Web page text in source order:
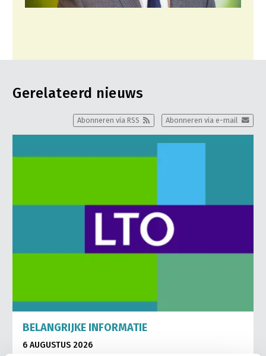
Gerelateerd nieuws
Abonneren via e-mail
Abonneren via RSS
BELANGRIJKE INFORMATIE
6 AUGUSTUS 2026